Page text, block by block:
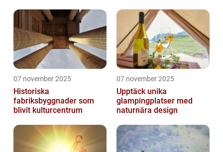
07 november 2025
Historiska
fabriksbyggnader som
blivit kulturcentrum
07 november 2025
Upptäck unika
glampingplatser med
naturnära design